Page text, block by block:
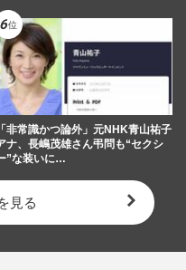
「非常識かつ論外」元NHK青山祐子
ナ、長嶋茂雄さん弔問も“セクシ
”な装いに…
見る